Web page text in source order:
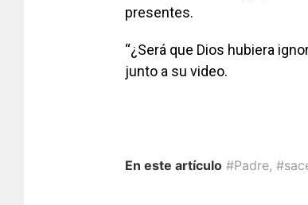
presentes.
“¿Será que Dios hubiera
junto a su video.
En este artículo #Padre,